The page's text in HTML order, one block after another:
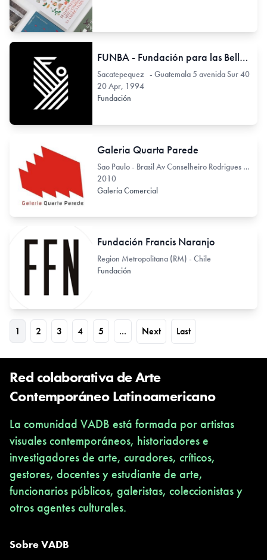
FUNBA - Fundación para las Bellas Artes y la Cultura
Sacatepequez - Guatemala 5 avenida Sur 40
20 Apr, 1994
Fundación
Galeria Quarta Parede
Sao Paulo - Brasil Av Conselheiro Rodrigues Alves 722
2010
Galería Comercial
Fundación Francis Naranjo
Region Metropolitana (RM) - Chile
Fundación
1 2 3 4 5 ... Next Last
Red colaborativa de Arte
Contemporáneo Latinoamericano
La comunidad VADB está formada por artistas
visuales contemporáneos, historiadores e
investigadores de arte, curadores, críticos,
gestores, docentes y estudiante de arte,
funcionarios públicos, galeristas, coleccionistas y
otros agentes culturales.
Sobre VADB